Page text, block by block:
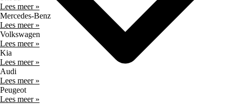
Lees meer »
Mercedes-Benz
Lees meer »
Volkswagen
Lees meer »
Kia
Lees meer »
Audi
Lees meer »
Peugeot
Lees meer »